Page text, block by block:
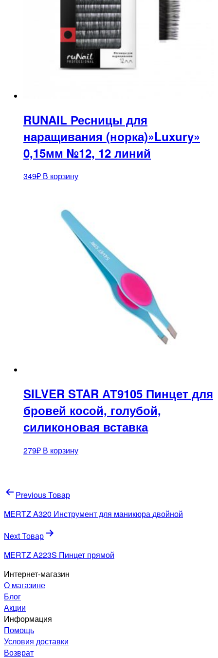
RUNAIL Ресницы для
наращивания (норка)»Luxury»
0,15мм №12, 12 линий
349₽ В корзину
SILVER STAR АТ9105 Пинцет для
бровей косой, голубой,
силиконовая вставка
279₽ В корзину
Навигация
по
записям
Previous Товар
MERTZ A320 Инструмент для маникюра двойной
Next Товар
MERTZ A223S Пинцет прямой
Интернет-магазин
О магазине
Блог
Акции
Информация
Помощь
Условия доставки
Возврат